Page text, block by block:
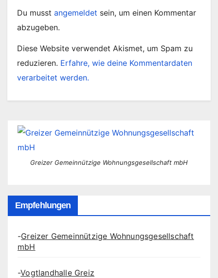
Du musst angemeldet sein, um einen Kommentar
abzugeben.
Diese Website verwendet Akismet, um Spam zu
reduzieren. Erfahre, wie deine Kommentardaten
verarbeitet werden.
Greizer Gemeinnützige Wohnungsgesellschaft mbH
Empfehlungen
-Greizer Gemeinnützige Wohnungsgesellschaft
mbH
-Vogtlandhalle Greiz